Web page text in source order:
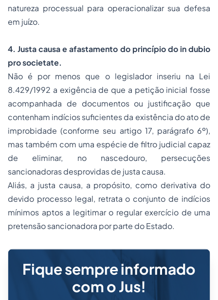
natureza processual para operacionalizar sua defesa
em juízo.
4. Justa causa e afastamento do princípio do in dubio
pro societate.
Não é por menos que o legislador inseriu na Lei
8.429/1992 a exigência de que a petição inicial fosse
acompanhada de documentos ou justificação que
contenham indícios suficientes da existência do ato de
improbidade (conforme seu artigo 17, parágrafo 6º),
mas também com uma espécie de filtro judicial capaz
de eliminar, no nascedouro, persecuções
sancionadoras desprovidas de justa causa.
Aliás, a justa causa, a propósito, como derivativa do
devido processo legal, retrata o conjunto de indícios
mínimos aptos a legitimar o regular exercício de uma
pretensão sancionadora por parte do Estado.
Fique sempre informado
com o Jus!